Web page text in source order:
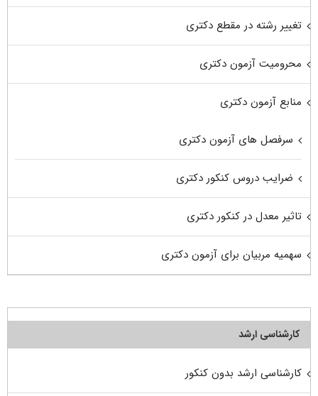
تغییر رشته در مقطع دکتری
محرومیت آزمون دکتری
منابع آزمون دکتری
سرفصل های آزمون دکتری
ضرایب دروس کنکور دکتری
تاثیر معدل در کنکور دکتری
سهمیه مربیان برای آزمون دکتری
کارشناسی ارشد
کارشناسی ارشد بدون کنکور